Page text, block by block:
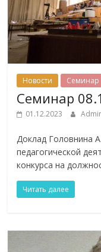
Новости Семинар
Семинар
01.12.2023
Доклад Головнина
педагогической
конкурса на
Читать далее